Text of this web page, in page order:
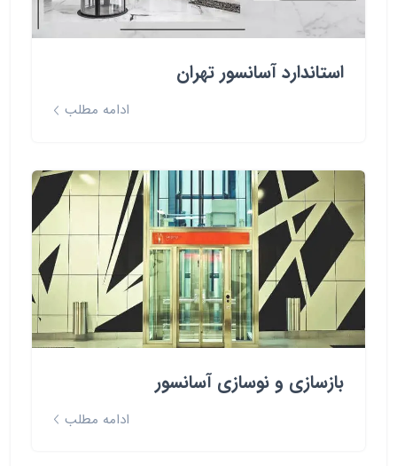
استاندارد آسانسور تهران
ادامه مطلب
بازسازی و نوسازی آسانسور
ادامه مطلب